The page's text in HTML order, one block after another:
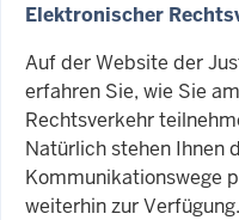
Elektronischer
Auf der Website der
erfahren Sie, wie Sie
Rechtsverkehr
Natürlich stehen Ihnen
Kommunikationswege
weiterhin zur Verfügung.